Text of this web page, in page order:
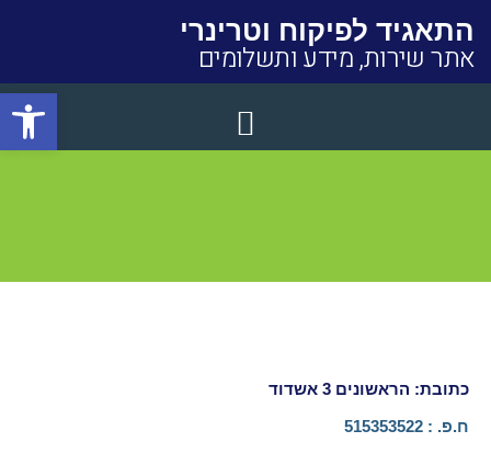
פתח
התאגיד לפיקוח וטרינרי
אתר שירות, מידע ותשלומים
כתובת: הראשונים 3 אשדוד
ח.פ. : 515353522